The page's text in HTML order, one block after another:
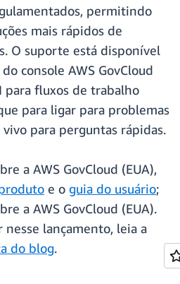
permitindo
mais rápidos de
O suporte está disponível
console AWS GovCloud
para fluxos de trabalho
para ligar para problemas
para perguntas rápidas.
a AWS GovCloud (EUA),
e o guia do usuário;
a AWS GovCloud (EUA).
nesse lançamento, leia a
do blog.